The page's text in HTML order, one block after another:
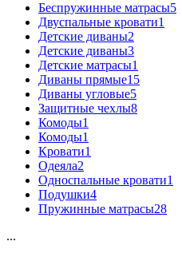
Беспружинные матрасы5
Двуспальные кровати1
Детские диваны2
Детские диваны3
Детские матрасы1
Диваны прямые15
Диваны угловые5
Защитные чехлы8
Комоды1
Комоды1
Кровати1
Одеяла2
Односпальные кровати1
Подушки4
Пружинные матрасы28
...